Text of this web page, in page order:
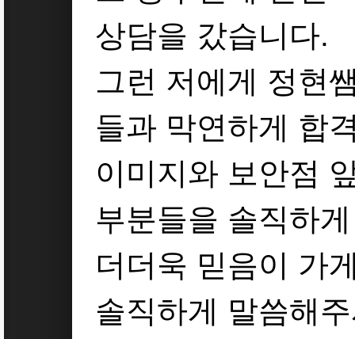
상담을 갔습니다.
그런 저에게 정현
들과 막연하게 합
이미지와 보안점
부분들을 솔직하
더더욱 믿음이 가
솔직하게 말씀해